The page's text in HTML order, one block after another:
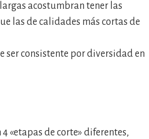
acostumbran tener las
las de calidades más cortas de
ser consistente por diversidad en
4 «etapas de corte» diferentes,